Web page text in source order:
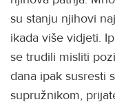
su stanju njihovi
ikada više vidjeti.
se trudili misliti
dana ipak susresti
supružnikom,